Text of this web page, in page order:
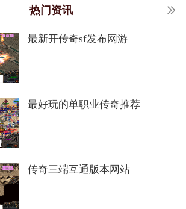
热门资讯
最新开传奇sf发布网游
最好玩的单职业传奇推荐
传奇三端互通版本网站